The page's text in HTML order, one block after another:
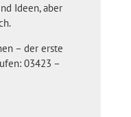
Ideen, aber
– der erste
03423 –